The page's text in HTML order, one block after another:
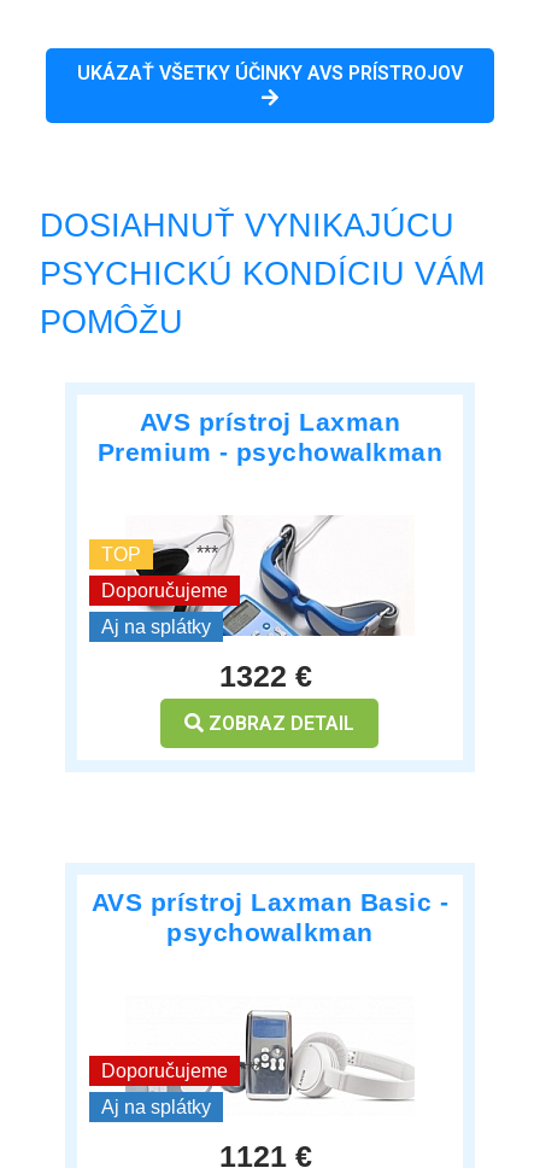
UKÁZAŤ VŠETKY ÚČINKY AVS PRÍSTROJOV
DOSIAHNUŤ VYNIKAJÚCU
PSYCHICKÚ KONDÍCIU VÁM
POMÔŽU
AVS prístroj Laxman
Premium - psychowalkman
TOP
Doporučujeme
Aj na splátky
***
1322 €
ZOBRAZ DETAIL
AVS prístroj Laxman Basic -
psychowalkman
Doporučujeme
Aj na splátky
***
1121 €